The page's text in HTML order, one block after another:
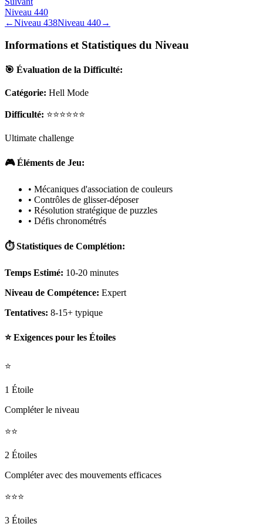
Niveau 440
←Niveau 438Niveau 440→
Informations et Statistiques du Niveau
🎯 Évaluation de la Difficulté:
Catégorie: Hell Mode
Difficulté: ⭐⭐⭐⭐⭐⭐
Ultimate challenge
🎮 Éléments de Jeu:
• Mécaniques d'association de couleurs
• Contrôles de glisser-déposer
• Résolution stratégique de puzzles
• Défis chronométrés
⏱️ Statistiques de Complétion:
Temps Estimé: 10-20 minutes
Niveau de Compétence: Expert
Tentatives: 8-15+ typique
⭐ Exigences pour les Étoiles
⭐
1 Étoile
Compléter le niveau
⭐⭐
2 Étoiles
Compléter avec des mouvements efficaces
⭐⭐⭐
3 Étoiles